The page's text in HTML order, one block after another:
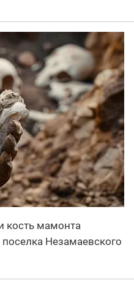
кость мамонта
Незамаевского